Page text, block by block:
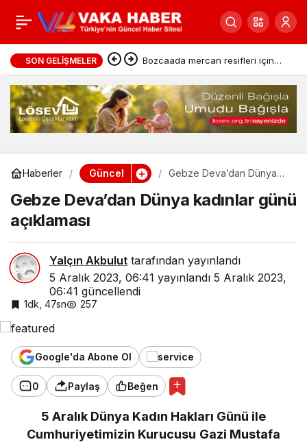
SON GELIŞMELER Bozcaada mercan resifleri için
koruma seferberliği
Haberler Güncel
Gebze Deva’dan Dünya
Gebze Deva’dan Dünya kadınlar günü
açıklaması
Yalçın Akbulut tarafından yayınlandı
5 Aralık 2023, 06:41 yayınlandı 5 Aralık 2023,
06:41 güncellendi
1dk, 47sn 257
Google'da Abone Ol
0 Paylaş Beğen
5 Aralık Dünya Kadın Hakları Günü ile
Cumhuriyetimizin Kurucusu Gazi Mustafa
Bugün Türkiye’de hava
durumu nasıl olacak?
0 Paylaş